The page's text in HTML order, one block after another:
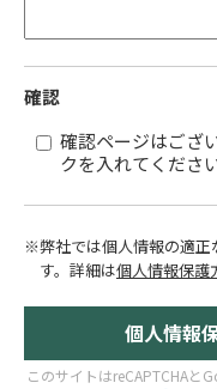
確認
確認ページはござ
クを入れてくださ
※弊社では個人情報の適正
す。 詳細は個人情報保護
このサイトはreCAPTCHAと